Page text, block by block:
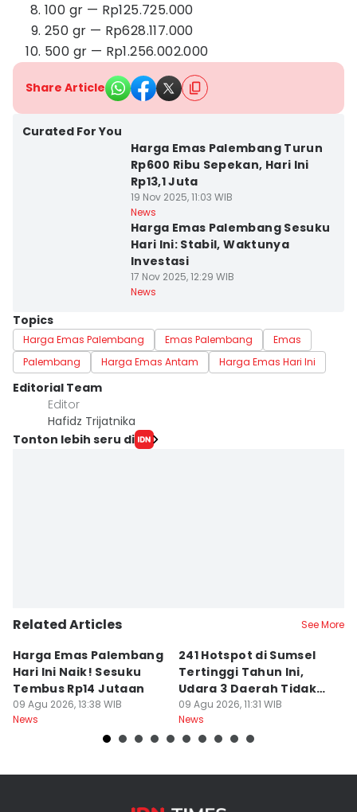
100 gr — Rp125.725.000
250 gr — Rp628.117.000
500 gr — Rp1.256.002.000
Share Article
Curated For You
Harga Emas Palembang Turun
Rp600 Ribu Sepekan, Hari Ini
Rp13,1 Juta
19 Nov 2025, 11:03 WIB
News
Harga Emas Palembang Sesuku
Hari Ini: Stabil, Waktunya
Investasi
17 Nov 2025, 12:29 WIB
News
Topics
Harga Emas Palembang Emas Palembang
Emas
Palembang
Harga Emas Antam Harga Emas Hari Ini
Editorial Team
Editor
Hafidz Trijatnika
Tonton lebih seru di
Related Articles See More
Harga Emas Palembang
Hari Ini Naik! Sesuku
Tembus Rp14 Jutaan
09 Agu 2026, 13:38 WIB
News
241 Hotspot di Sumsel
Tertinggi Tahun Ini,
Udara 3 Daerah Tidak
Sehat
09 Agu 2026, 11:31 WIB
News